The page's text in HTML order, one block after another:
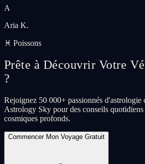
A
Aria K.
♓ Poissons
Prête à Découvrir Votre
?
Rejoignez 50 000+ passionnés d'astrologie
Astrology Sky pour des conseils quotidiens
cosmiques profonds.
Commencer Mon Voyage Gratuit